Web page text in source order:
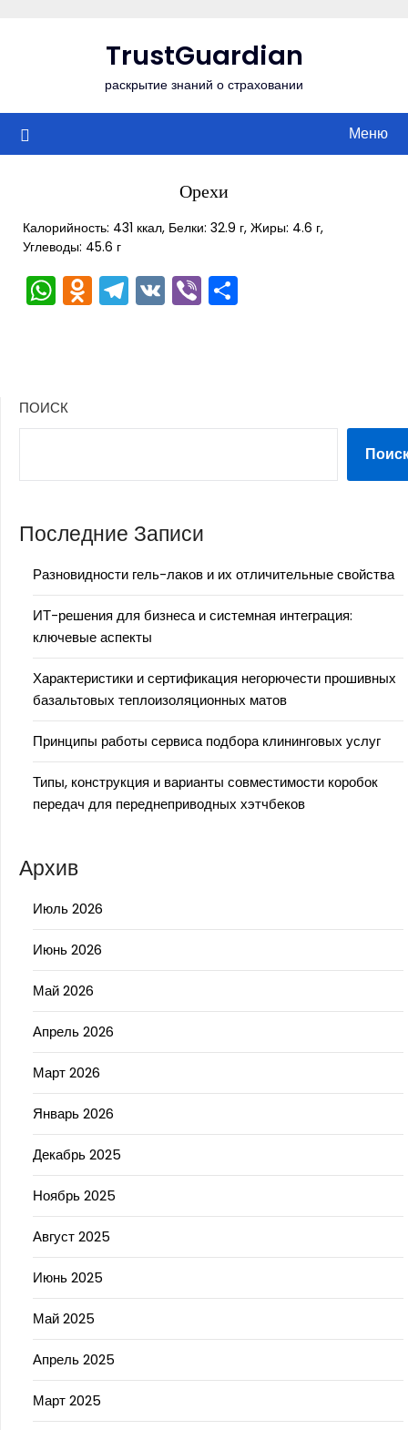
TrustGuardian
раскрытие знаний о страховании
Меню
Орехи
Калорийность: 431 ккал, Белки: 32.9 г, Жиры: 4.6 г,
Углеводы: 45.6 г
WhatsApp
Odnoklassniki
Telegram
VKViber
ПОИСК
Последние Записи
Разновидности гель-лаков и их отличительные свойства
ИТ-решения для бизнеса и системная интеграция:
ключевые аспекты
Характеристики и сертификация негорючести прошивных
базальтовых теплоизоляционных матов
Принципы работы сервиса подбора клининговых услуг
Типы, конструкция и варианты совместимости коробок
передач для переднеприводных хэтчбеков
Архив
Июль 2026
Июнь 2026
Май 2026
Апрель 2026
Март 2026
Январь 2026
Декабрь 2025
Ноябрь 2025
Август 2025
Июнь 2025
Май 2025
Апрель 2025
Март 2025